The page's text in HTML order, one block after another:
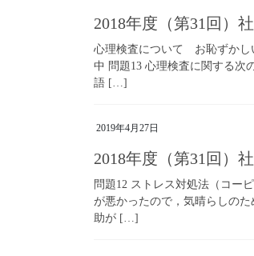
2018年度（第31回
心理検査について お恥ずかし
中 問題13 心理検査に関する
語 […]
2019年4月27日
2018年度（第31回
問題12 ストレス対処法（コー
が悪かったので，気晴らしの
助が […]